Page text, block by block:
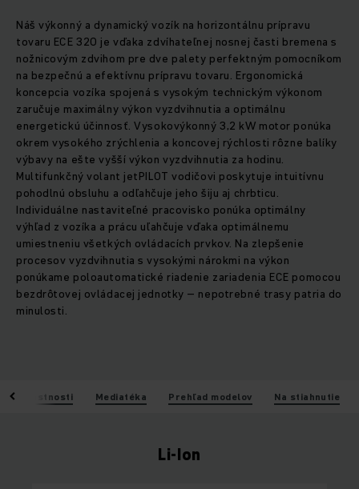
Náš výkonný a dynamický vozík na horizontálnu prípravu
tovaru ECE 320 je vďaka zdvíhateľnej nosnej časti bremena s
nožnicovým zdvihom pre dve palety perfektným pomocníkom
na bezpečnú a efektívnu prípravu tovaru. Ergonomická
koncepcia vozíka spojená s vysokým technickým výkonom
zaručuje maximálny výkon vyzdvihnutia a optimálnu
energetickú účinnosť. Vysokovýkonný 3,2 kW motor ponúka
okrem vysokého zrýchlenia a koncovej rýchlosti rôzne balíky
výbavy na ešte vyšší výkon vyzdvihnutia za hodinu.
Multifunkčný volant jetPILOT vodičovi poskytuje intuitívnu
pohodlnú obsluhu a odľahčuje jeho šiju aj chrbticu.
Individuálne nastaviteľné pracovisko ponúka optimálny
výhľad z vozíka a prácu uľahčuje vďaka optimálnemu
umiestneniu všetkých ovládacích prvkov. Na zlepšenie
procesov vyzdvihnutia s vysokými nárokmi na výkon
ponúkame poloautomatické riadenie zariadenia ECE pomocou
bezdrôtovej ovládacej jednotky – nepotrebné trasy patria do
minulosti.
Vlastnosti Mediatéka Prehľad modelov Na stiahnutie
Li-Ion